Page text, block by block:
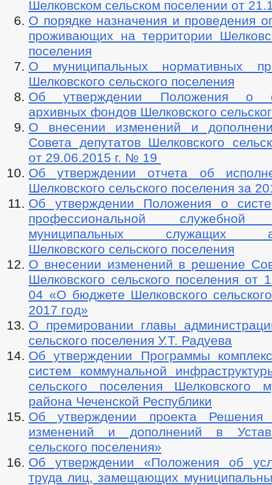
Шелковском сельском поселении от
О порядке назначения и проведения
проживающих на территории
поселения
О муниципальных нормативных
Шелковского сельского поселения
Об утверждении Положения о
архивных фондов Шелковского
О внесении изменений и
Совета депутатов Шелковского
от 29.06.2015 г. № 19
Об утверждении отчета об
Шелковского сельского поселения за
Об утверждении Положения о
профессиональной служебной
муниципальных служащих
Шелковского сельского поселения
О внесении изменений в решение
Шелковского сельского поселения от
04 «О бюджете Шелковского
2017 год»
О премировании главы
сельского поселения У.Т. Радуева
Об утверждении Программы
систем коммунальной
сельского поселения Шелковского
района Чеченской Республики
Об утверждении проекта
изменений и дополнений в Устав
сельского поселения»
Об утверждении «Положения об
труда лиц, замещающих